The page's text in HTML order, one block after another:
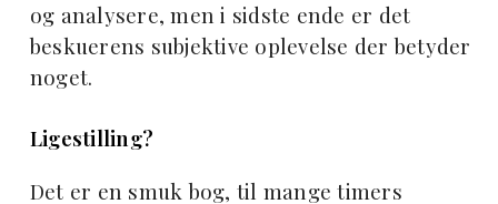
og analysere, men i sidste ende er det
beskuerens subjektive oplevelse der betyder
noget.
Ligestilling?
Det er en smuk bog, til mange timers